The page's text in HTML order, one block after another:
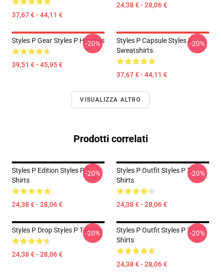
37,67 € - 44,11 €
24,38 € - 28,06 €
Styles P Gear Styles P Hoodies
39,51 € - 45,95 €
-20%
Styles P Capsule Styles P
Sweatshirts
37,67 € - 44,11 €
-20%
VISUALIZZA ALTRO
Prodotti correlati
Styles P Edition Styles P T-
Shirts
24,38 € - 28,06 €
-20%
Styles P Outfit Styles P T-
Shirts
24,38 € - 28,06 €
-20%
Styles P Drop Styles P T-Shirts
24,38 € - 28,06 €
-20%
Styles P Outfit Styles P T-
Shirts
24,38 € - 28,06 €
-20%